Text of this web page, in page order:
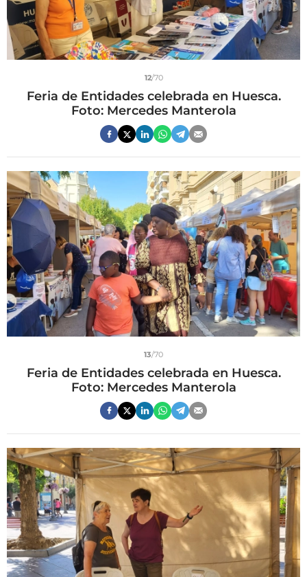
12/70
Feria de Entidades celebrada en Huesca.
Foto: Mercedes Manterola
13/70
Feria de Entidades celebrada en Huesca.
Foto: Mercedes Manterola